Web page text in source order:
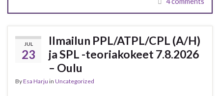
JUL
23
Ilmailun PPL/ATPL/CPL (A/H)
ja SPL -teoriakokeet 7.8.2026
– Oulu
ByEsa Harju in Uncategorized